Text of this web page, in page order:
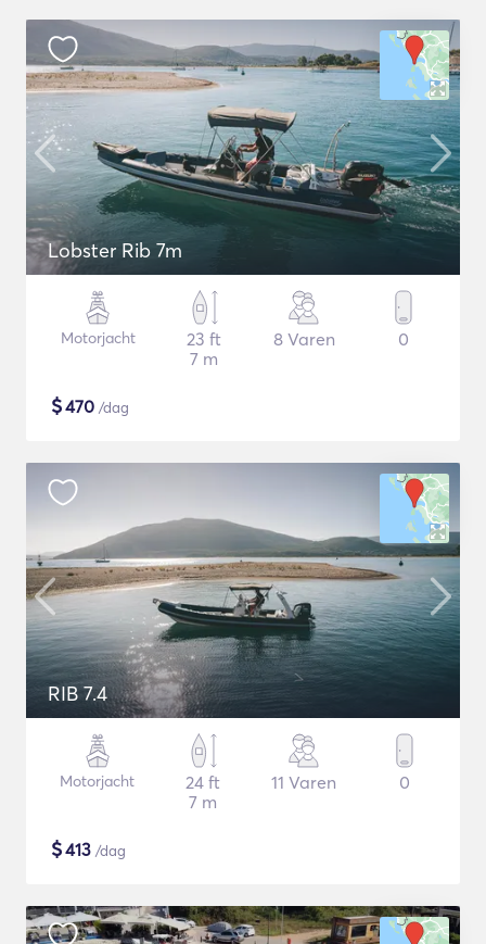
Lobster Rib 7m
Motorjacht
23 ft
7 m
8 Varen 0
$470 /dag
RIB 7.4
Motorjacht
24 ft
7 m
11 Varen 0
$413 /dag